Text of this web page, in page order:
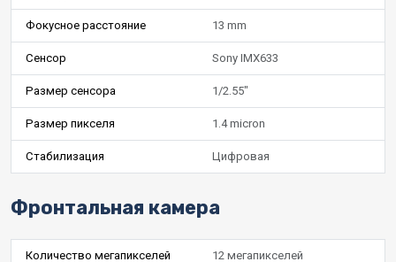
Фокусное расстояние 13 mm
Сенсор Sony IMX633
Размер сенсора 1/2.55"
Размер пикселя 1.4 micron
Стабилизация Цифровая
Фронтальная камера
Количество мегапикселей 12 мегапикселей